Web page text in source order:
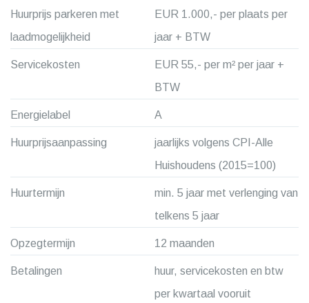
Huurprijs parkeren met
laadmogelijkheid
EUR 1.000,- per plaats per
jaar + BTW
Servicekosten
EUR 55,- per m² per jaar +
BTW
Energielabel A
Huurprijsaanpassing
jaarlijks volgens CPI-Alle
Huishoudens (2015=100)
Huurtermijn
min. 5 jaar met verlenging van
telkens 5 jaar
Opzegtermijn 12 maanden
Betalingen
huur, servicekosten en btw
per kwartaal vooruit